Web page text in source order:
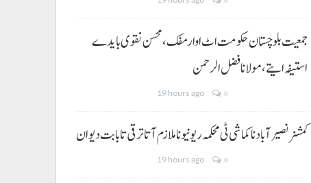
جمعیت بلوچستان حکومت اٹ اوار مفک، محسن نقوی بایدے
استیفہ ایتے،مولانا فضل الرحمن
19 hours ago 0
کمشنر نصیر آباد نا کماشی ٹی محکمہ ریونیو نا ملازم آتا ترقی تا بابت دیوان
19 hours ago 0